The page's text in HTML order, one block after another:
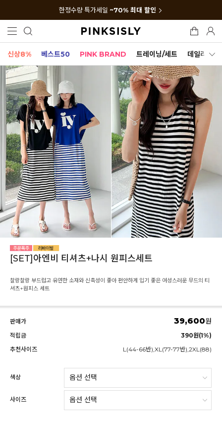
한정수량 특가세일 ~70% 최대 할인
신상8% 베스트50 PINK BRAND 트레이닝/세트 데일리세트
[SET]아엔비 티셔츠+나시 원피스세트
찰랑찰랑 부드럽고 유연한 소재와 신축성이 좋아 편안하게 입기 좋은 여성스러운 무드의 티
셔츠+원피스 세트
판매가 39,600원
적립금
390원(1%)
추천사이즈
L(44-66반),XL(77-77반),2XL(88)
색상
사이즈